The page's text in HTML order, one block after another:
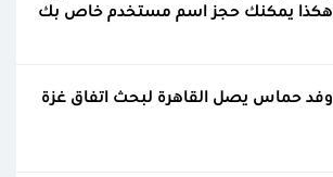
هكذا يمكنك حجز اسم مستخدم خاص بك
وفد حماس يصل القاهرة لبحث اتفاق غزة